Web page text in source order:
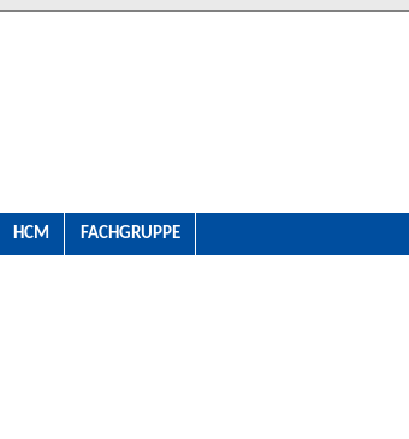
HCM FACHGRUPPE